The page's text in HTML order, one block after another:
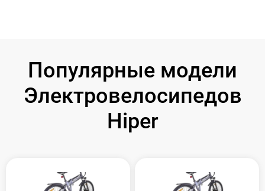
Популярные модели
Электровелосипедов
Hiper